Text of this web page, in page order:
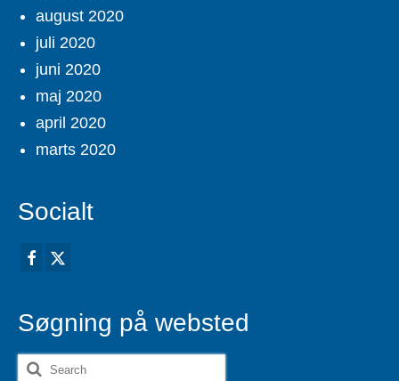
august 2020
juli 2020
juni 2020
maj 2020
april 2020
marts 2020
Socialt
Søgning på websted
Search